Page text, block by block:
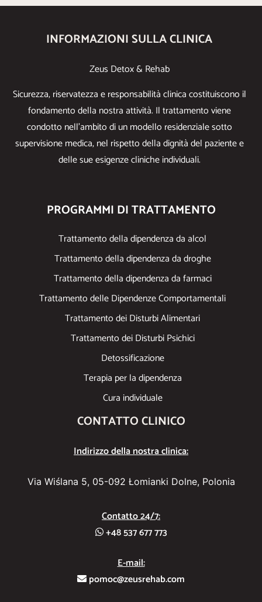
INFORMAZIONI SULLA CLINICA
Zeus Detox & Rehab
Sicurezza, riservatezza e responsabilità clinica costituiscono il
fondamento della nostra attività. Il trattamento viene
condotto nell’ambito di un modello residenziale sotto
supervisione medica, nel rispetto della dignità del paziente e
delle sue esigenze cliniche individuali.
PROGRAMMI DI TRATTAMENTO
Trattamento della dipendenza da alcol
Trattamento della dipendenza da droghe
Trattamento della dipendenza da farmaci
Trattamento delle Dipendenze Comportamentali
Trattamento dei Disturbi Alimentari
Trattamento dei Disturbi Psichici
Detossificazione
Terapia per la dipendenza
Cura individuale
CONTATTO CLINICO
Indirizzo della nostra clinica:
Via Wiślana 5, 05-092 Łomianki Dolne, Polonia
Contatto 24/7:
+48 537 677 773
E-mail:
pomoc@zeusrehab.com